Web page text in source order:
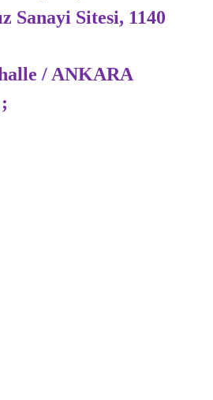
Sanayi Sitesi, 1140
/ ANKARA